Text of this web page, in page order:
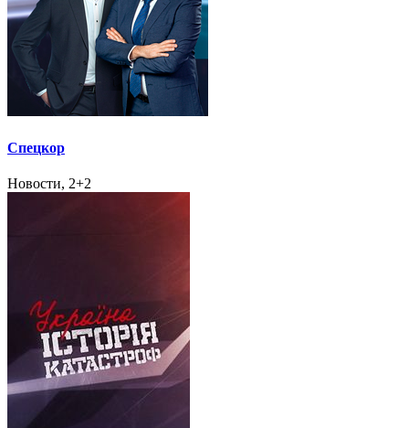
Спецкор
Новости, 2+2